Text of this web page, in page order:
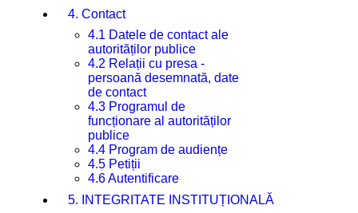
4. Contact
4.1 Datele de contact ale
autorităților publice
4.2 Relații cu presa -
persoană desemnată, date
de contact
4.3 Programul de
funcționare al autorităților
publice
4.4 Program de audiențe
4.5 Petiții
4.6 Autentificare
5. INTEGRITATE INSTITUȚIONALĂ